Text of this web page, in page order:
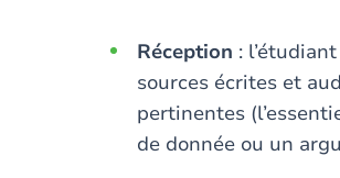
Réception :
sources écrites et
pertinentes
de donnée ou un